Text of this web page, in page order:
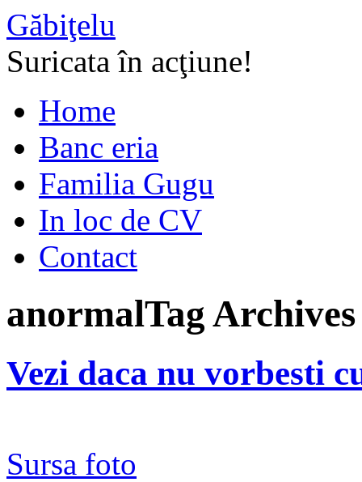
Găbiţelu
Suricata în acţiune!
Home
Banc eria
Familia Gugu
In loc de CV
Contact
anormalTag Archives
Vezi daca nu vorbesti
Sursa foto